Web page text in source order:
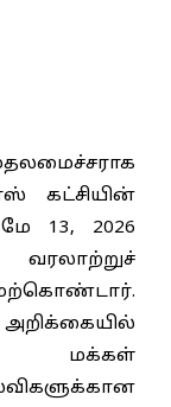
கட்சியின்
13, 2026
மக்கள்